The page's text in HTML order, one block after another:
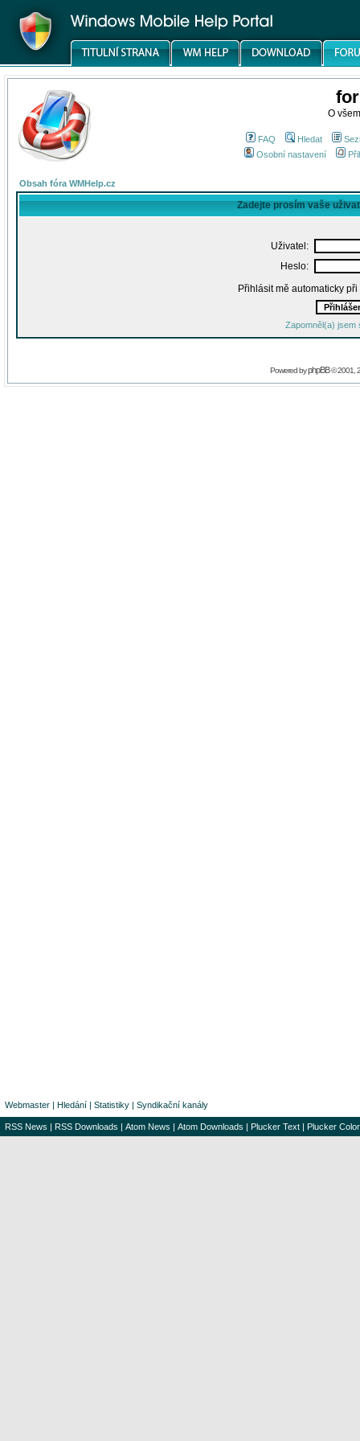
O
FAQ Hledat
Osobní nastavení
Obsah fóra WMHelp.cz
Zadejte prosím vaše
Uživatel:
Heslo:
Přihlásit mě automaticky
Zapomněl(a) jsem
Powered byphpBB© 2001,
Webmaster | Hledání | Statistiky | Syndikační kanály
RSS News | RSS Downloads | Atom News | Atom Downloads | Plucker Text | Plucker Color